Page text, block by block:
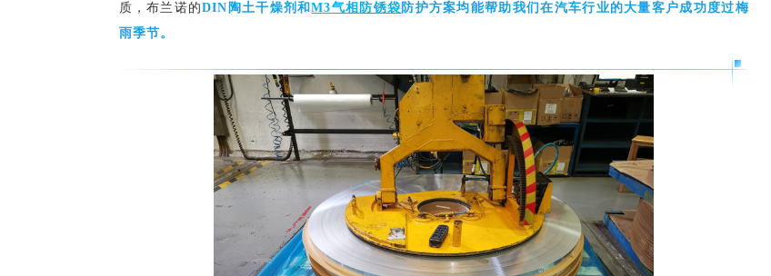
质，布兰诺的DIN陶土干燥剂和M3气相防锈袋 防护方案均能帮助我们在汽车行业的大量客户成功度过梅
雨季节。